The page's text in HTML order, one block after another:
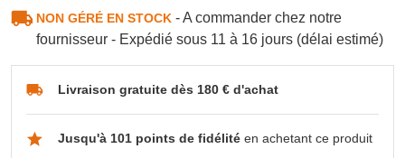
NON GÉRÉ EN STOCK- A commander chez notre
fournisseur - Expédié sous 11 à 16 jours (délai estimé)
Livraison gratuite dès 180 € d'achat
Jusqu'à 101 points de fidélitéen achetant ce produit